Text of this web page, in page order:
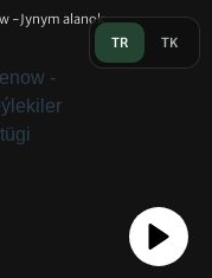
TR TK
-Jynym alanok
Play